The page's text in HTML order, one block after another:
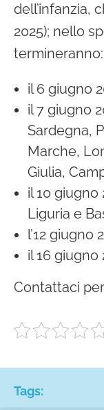
dell’infanzia,
2025); nello
termineranno:
il 6 giugno
il 7 giugno
Sardegna,
Marche,
Giulia,
il 10 giugno
Liguria e
l’12 giugno
il 16 giugno
Contattaci
Tags: